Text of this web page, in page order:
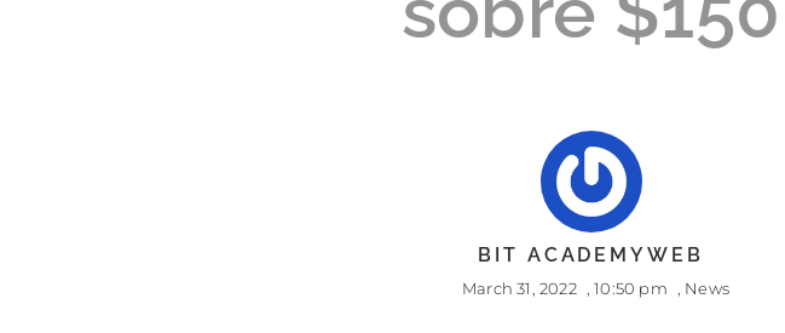
BIT ACADEMYWEB
March 31, 2022 10:50 pm News